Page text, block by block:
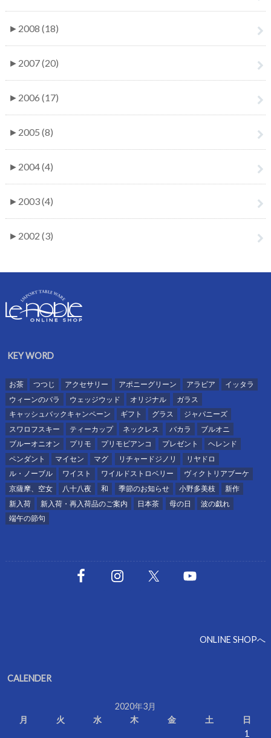
► 2008 (18)
► 2007 (20)
► 2006 (17)
► 2005 (8)
► 2004 (4)
► 2003 (4)
► 2002 (3)
KEY WORD
お茶 つつじ アクセサリー アポニーグリーン アラビア
イッタラ
ウィーンのバラ
ウェッジウッド オリジナル
ガラス
キャッシュバックキャンペーン
ギフト グラス
ジャパニーズ
スワロフスキー
ティーカップ ネックレス バカラ
ブルオニ
ブルーオニオン
プリモ プリモビアンコ プレゼント
ヘレンド
ペンダント
マイセン マグ リチャードジノリ
リヤドロ
ル・ノーブル
ワイスト ワイルドストロベリー
ヴィクトリアブーケ
京薩摩、空女
八十八夜 和 季節のお知らせ 小野多美枝
新作
新入荷
新入荷・再入荷品のご案内 日本茶 母の日
波の戯れ
端午の節句
ONLINE SHOPへ
CALENDER
2020年3月
月
火 水 木 金 土
日
1